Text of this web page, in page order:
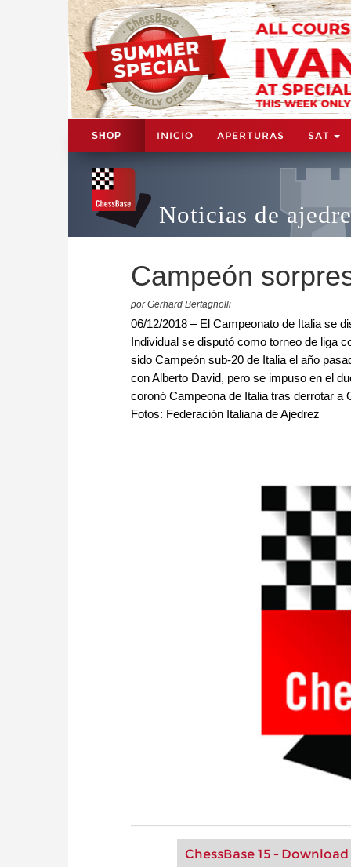
SHOP INICIO APERTURAS SAT
Noticias de
Campeón
por Gerhard Bertagnolli
06/12/2018 – El Campeonato de Italia se
Individual se disputó como torneo de liga
sido Campeón sub-20 de Italia el año
con Alberto David, pero se impuso en el
coronó Campeona de Italia tras derrotar a
Fotos: Federación Italiana de Ajedrez
ChessBase 15 - Download